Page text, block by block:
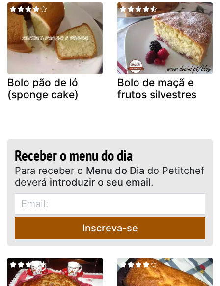
Bolo pão de ló
(sponge cake)
Bolo de maçã e
frutos silvestres
Receber o menu do dia
Para receber o Menu do Dia do Petitchef
deverá introduzir o seu email.
Inscreva-se